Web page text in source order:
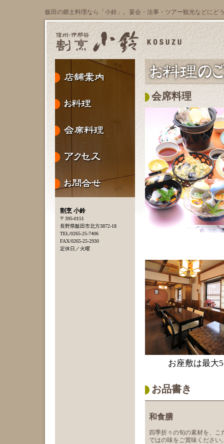
飯田の郷土料理なら「小鈴」。宴会・法事・ツアー観光などにど
割烹 小鈴
〒395-0151
長野県飯田市北方3872-18
TEL/0265-25-7406
FAX/0265-25-2930
定休日／火曜
会席料理
お座敷は最大
お品書き
和食膳
四季折々の旬の素材を、
ではの味をご賞味ください